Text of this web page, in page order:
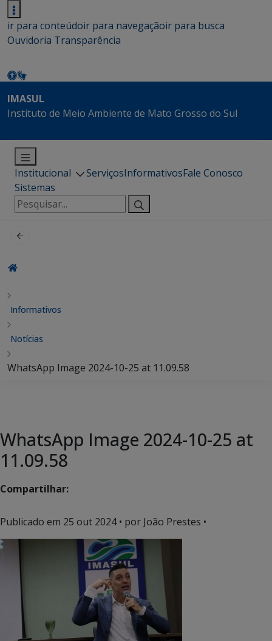
ir para conteúdoir para navegaçãoir para busca
Ouvidoria Transparência
IMASUL
Instituto de Meio Ambiente de Mato Grosso do Sul
Institucional ServiçosInformativosFale Conosco
Sistemas
Pesquisar
por:
Informativos
Notícias
WhatsApp Image 2024-10-25 at 11.09.58
WhatsApp Image 2024-10-25 at
11.09.58
Compartilhar:
Publicado em 25 out 2024• por João Prestes •